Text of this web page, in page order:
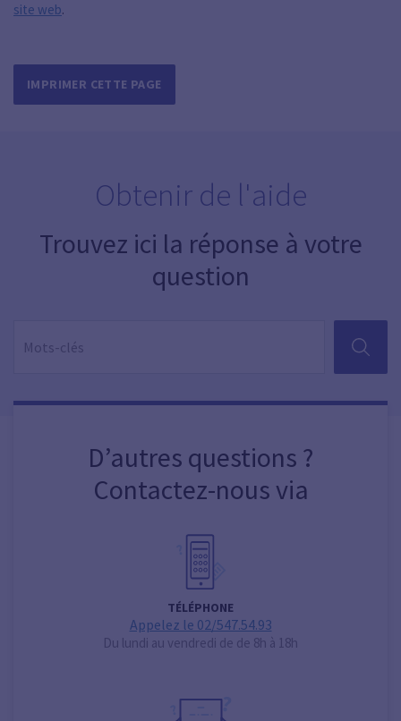
site web.
IMPRIMER CETTE PAGE
Obtenir de l'aide
Trouvez ici la réponse à votre
question
D’autres questions ?
Contactez-nous via
TÉLÉPHONE
Appelez le 02/547.54.93
Du lundi au vendredi de de 8h à 18h